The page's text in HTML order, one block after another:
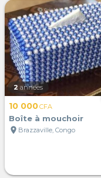
2 années
10 000CFA
Boîte à mouchoir
location_on Brazzaville, Congo